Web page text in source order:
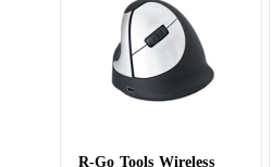
R-Go Tools Wireless